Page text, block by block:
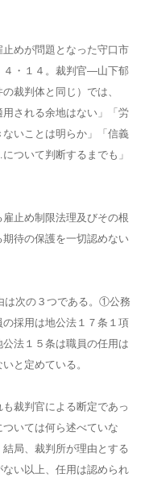
めが問題となった守口市
４・１４。裁判官―山下郁
裁判体と同じ）では、
用される余地はない」「労
いことは明らか」「信義
ついて判断するまでも」
止め制限法理及びその根
待の保護を一切認めない
は次の３つである。①公務
採用は地公法１７条１項
法１５条は職員の任用は
と定めている。
裁判官による断定であっ
いては何ら述べていな
局、裁判所が理由とする
い以上、任用は認められ